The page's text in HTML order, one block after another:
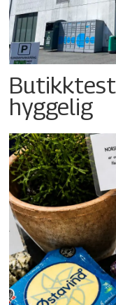
hyggelig